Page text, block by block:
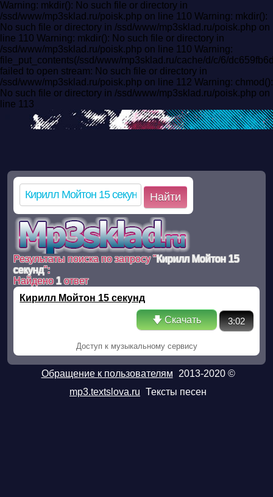
Warning: mkdir(): No such file or directory in
/ssd/www/mp3sklad.ru/poisk.php on line 110 Warning: mkdir():
No such file or directory in /ssd/www/mp3sklad.ru/poisk.php on
line 110 Warning: mkdir(): No such file or directory in
/ssd/www/mp3sklad.ru/poisk.php on line 110 Warning:
file_put_contents(/ssd/www/mp3sklad.ru/cache/d/c/6/
failed to open stream: No such file or directory in
/ssd/www/mp3sklad.ru/poisk.php on line 112 Warning: chmod():
No such file or directory in /ssd/www/mp3sklad.ru/poisk.php on
line 113
Найти
Результаты поиска по запросу "Кирилл Мойтон 15
секунд":
Найдено1ответ
Кирилл Мойтон 15 секунд
🡇 Скачать 3:02
Доступ к музыкальному сервису
Обращение к пользователям
2013-2020 ©
mp3.textslova.ru Тексты песен